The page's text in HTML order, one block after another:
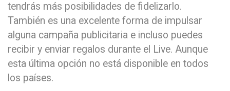
tendrás más posibilidades de fidelizarlo.
También es una excelente forma de impulsar
alguna campaña publicitaria e incluso puedes
recibir y enviar regalos durante el Live. Aunque
esta última opción no está disponible en todos
los países.